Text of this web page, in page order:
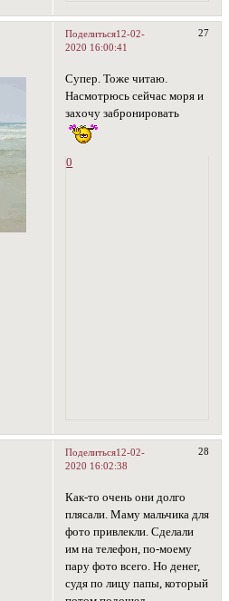
Поделиться 27
12-02-
2020 16:00:41
Супер. Тоже читаю.
Насмотрюсь сейчас моря и
захочу забронировать
0
Поделиться 28
12-02-
2020 16:02:38
Как-то очень они долго
плясали. Маму мальчика для
фото привлекли. Сделали
им на телефон, по-моему
пару фото всего. Но денег,
судя по лицу папы, который